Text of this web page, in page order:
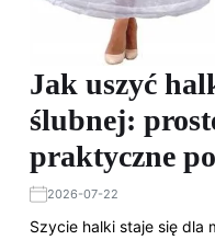
Jak uszyć
ślubnej:
praktyczne
2026-07-22
Szycie halki staje się dla